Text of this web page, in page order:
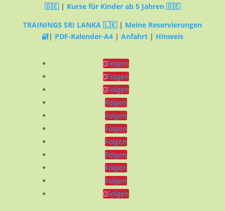
🇩🇪| Kurse für Kinder ab 5 Jahren 🇩🇪
TRAININGS SRI LANKA 🇱🇰 | Meine Reservierungen
🔐| PDF-Kalender-A4| Anfahrt| Hinweis
Folgen
Folgen
Folgen
Folgen
Folgen
Folgen
Folgen
Folgen
Folgen
Folgen
Folgen